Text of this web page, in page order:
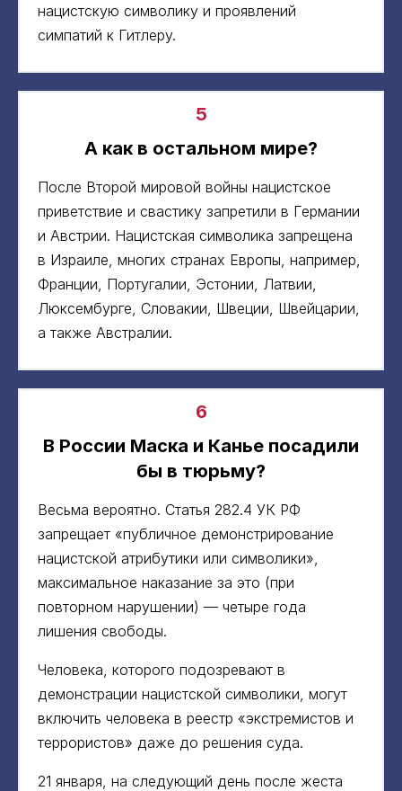
нацистскую символику и проявлений
симпатий к Гитлеру.
5
А как в остальном мире?
После Второй мировой войны нацистское
приветствие и свастику запретили в Германии
и Австрии. Нацистская символика запрещена
в Израиле, многих странах Европы, например,
Франции, Португалии, Эстонии, Латвии,
Люксембурге, Словакии, Швеции, Швейцарии,
а также Австралии.
6
В России Маска и Канье посадили
бы в тюрьму?
Весьма вероятно. Статья 282.4 УК РФ
запрещает «публичное демонстрирование
нацистской атрибутики или символики»,
максимальное наказание за это (при
повторном нарушении) — четыре года
лишения свободы.
Человека, которого подозревают в
демонстрации нацистской символики, могут
включить человека в реестр «экстремистов и
террористов» даже до решения суда.
21 января, на следующий день после жеста